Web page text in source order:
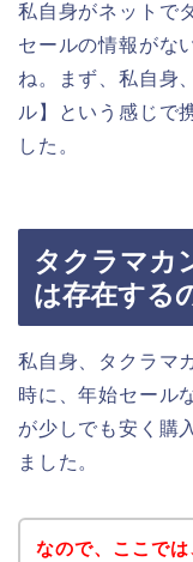
私自身がネットで
セールの情報がな
ね。まず、私自身
ル】という感じで
した。
タクラマカ
は存在する
私自身、タクラマ
時に、年始セール
が少しでも安く購
ました。
なので、ここで